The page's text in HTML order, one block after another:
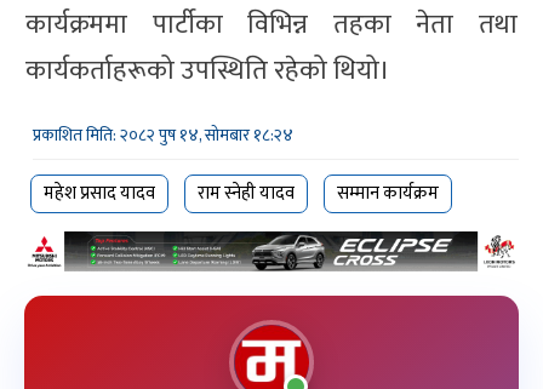
कार्यक्रममा पार्टीका विभिन्न तहका नेता तथा
कार्यकर्ताहरूको उपस्थिति रहेको थियो।
प्रकाशित मिति: २०८२ पुष १४, सोमबार १८:२४
महेश प्रसाद यादव राम स्नेही यादव सम्मान कार्यक्रम